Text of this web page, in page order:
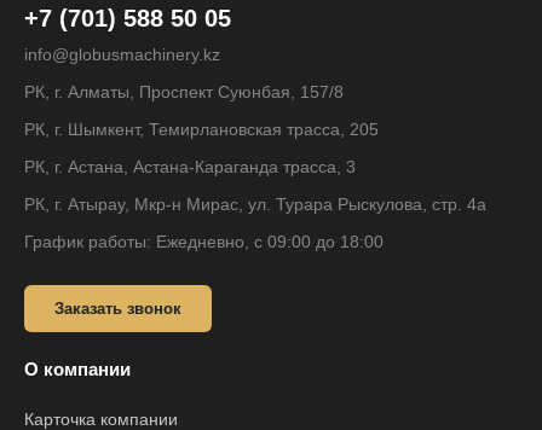
+7 (701) 588 50 05
info@globusmachinery.kz
РК, г. Алматы, Проспект Суюнбая, 157/8
РК, г. Шымкент, Темирлановская трасса, 205
РК, г. Астана, Астана-Караганда трасса, 3
РК, г. Атырау, Мкр-н Мирас, ул. Турара Рыскулова, стр. 4а
График работы: Ежедневно, с 09:00 до 18:00
Заказать звонок
О компании
Карточка компании